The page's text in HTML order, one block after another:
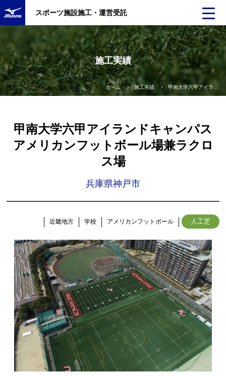
スポーツ施設施工・運営受託
施工実績
ホーム 施工実績
甲南大学六甲アイランドキャンパス
アメリカンフットボール場兼ラクロ
ス場
兵庫県神戸市
近畿地方 学校 アメリカンフットボール 人工芝